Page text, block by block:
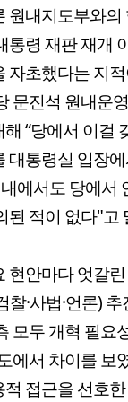
원내지도부와의
통령 재판 재개
자초했다는 지
문진석 원내운
“당에서 이걸
대통령실 입장
에서도 당에서
된 적이 없다"고
현안마다 엇갈
찰·사법·언론)
모두 개혁 필요
에서 차이를 보
접근을 선호